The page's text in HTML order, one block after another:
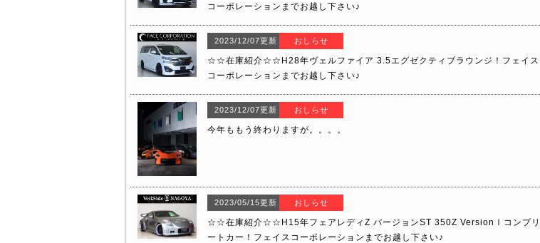
コーポレーションまでお越し下さい♪
2023/12/07更新 おしらせ
☆☆在庫紹介☆☆H28年ヴェルファイア 3.5エグゼクティブラウンジ！フェイス
コーポレーションまでお越し下さい♪
2023/12/07更新 おしらせ
今年ももう終わりますが。。。。
2023/05/15更新 おしらせ
☆☆在庫紹介☆☆H15年フェアレディZ バージョンST 350Z VersionⅠコンプリ
ートカー！フェイスコーポレーションまでお越し下さい♪